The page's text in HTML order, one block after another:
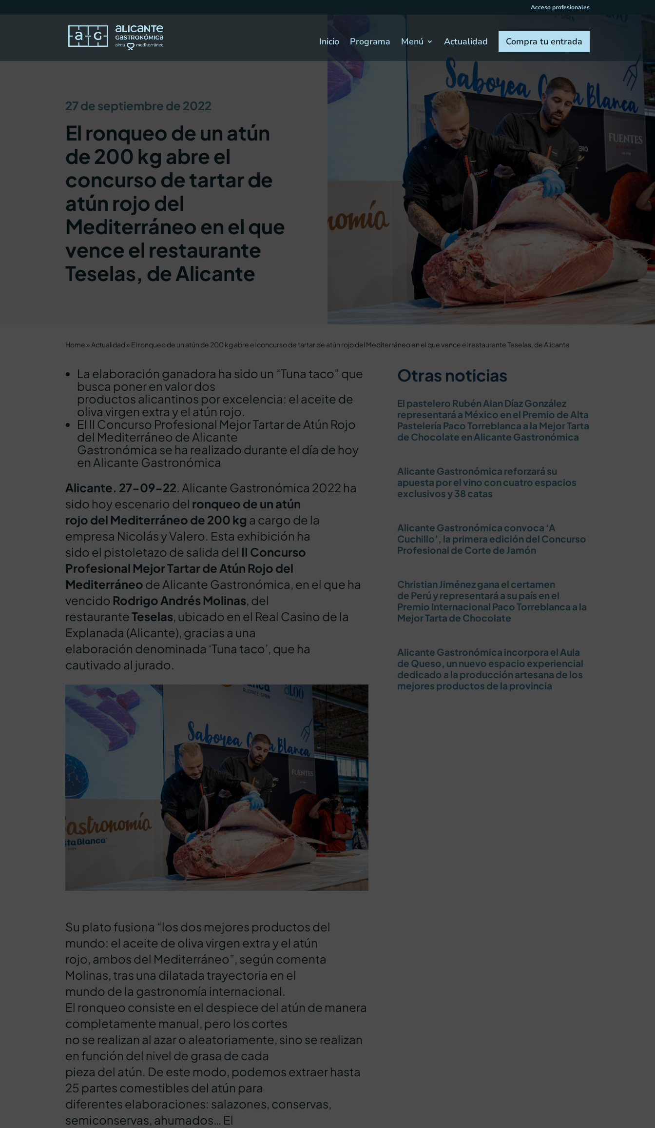
Acceso profesionales
Inicio Programa Menú Actualidad Compra tu entrada
27 de septiembre de 2022
El ronqueo de un atún
de 200 kg abre el
concurso de tartar de
atún rojo del
Mediterráneo en el que
vence el restaurante
Teselas, de Alicante
Home » Actualidad » El ronqueo de un atún de 200 kg abre el concurso de tartar de atún rojo del Mediterráneo en el que vence el restaurante Teselas, de Alicante
La elaboración ganadora ha sido un “Tuna taco” que
busca poner en valor dos
productos alicantinos por excelencia: el aceite de
oliva virgen extra y el atún rojo.
El II Concurso Profesional Mejor Tartar de Atún Rojo
del Mediterráneo de Alicante
Gastronómica se ha realizado durante el día de hoy
en Alicante Gastronómica
Alicante. 27-09-22. Alicante Gastronómica 2022 ha
sido hoy escenario del ronqueo de un atún
rojo del Mediterráneo de 200 kg a cargo de la
empresa Nicolás y Valero. Esta exhibición ha
sido el pistoletazo de salida del II Concurso
Profesional Mejor Tartar de Atún Rojo del
Mediterráneo de Alicante Gastronómica, en el que ha
vencido Rodrigo Andrés Molinas, del
restauranteTeselas, ubicado en el Real Casino de la
Explanada (Alicante), gracias a una
elaboración denominada ‘Tuna taco’, que ha
cautivado al jurado.
Su plato fusiona “los dos mejores productos del
mundo: el aceite de oliva virgen extra y el atún
rojo, ambos del Mediterráneo”, según comenta
Molinas, tras una dilatada trayectoria en el
mundo de la gastronomía internacional.
El ronqueo consiste en el despiece del atún de manera
completamente manual, pero los cortes
no se realizan al azar o aleatoriamente, sino se realizan
en función del nivel de grasa de cada
pieza del atún. De este modo, podemos extraer hasta
25 partes comestibles del atún para
diferentes elaboraciones: salazones, conservas,
semiconservas, ahumados… El
Otras noticias
El pastelero Rubén Alan Díaz González
representará a México en el Premio de Alta
Pastelería Paco Torreblanca a la Mejor Tarta
de Chocolate en Alicante Gastronómica
Alicante Gastronómica reforzará su
apuesta por el vino con cuatro espacios
exclusivos y 38 catas
Alicante Gastronómica convoca ‘A
Cuchillo’, la primera edición del Concurso
Profesional de Corte de Jamón
Christian Jiménez gana el certamen
de Perú y representará a su país en el
Premio Internacional Paco Torreblanca a la
Mejor Tarta de Chocolate
Alicante Gastronómica incorpora el Aula
de Queso, un nuevo espacio experiencial
dedicado a la producción artesana de los
mejores productos de la provincia